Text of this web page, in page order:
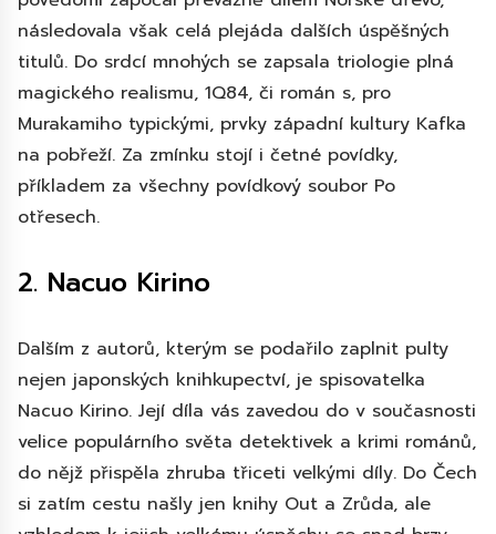
následovala však celá plejáda dalších úspěšných
titulů. Do srdcí mnohých se zapsala triologie plná
magického realismu, 1Q84, či román s, pro
Murakamiho typickými, prvky západní kultury Kafka
na pobřeží. Za zmínku stojí i četné povídky,
příkladem za všechny povídkový soubor Po
otřesech.
2. Nacuo Kirino
Dalším z autorů, kterým se podařilo zaplnit pulty
nejen japonských knihkupectví, je spisovatelka
Nacuo Kirino. Její díla vás zavedou do v současnosti
velice populárního světa detektivek a krimi románů,
do nějž přispěla zhruba třiceti velkými díly. Do Čech
si zatím cestu našly jen knihy Out a Zrůda, ale